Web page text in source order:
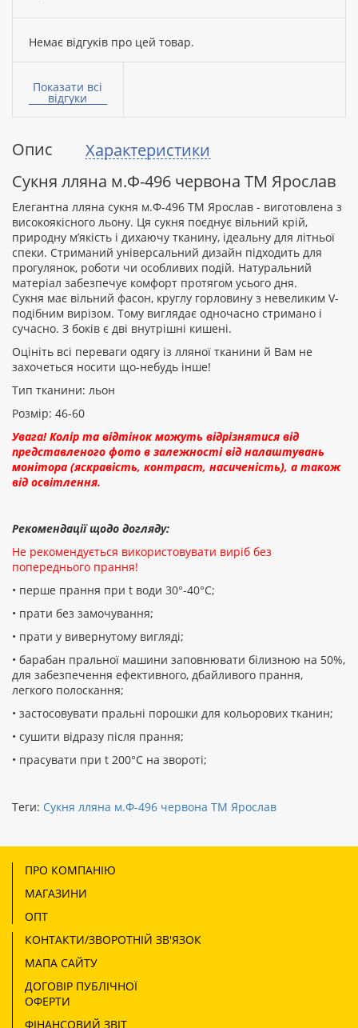
Опис
Характеристики
Сукня лляна м.Ф-496 червона ТМ Ярослав
Елегантна лляна сукня м.Ф-496 ТМ Ярослав - виготовлена з
високоякісного льону. Ця сукня поєднує вільний крій,
природну м’якість і дихаючу тканину, ідеальну для літньої
спеки. Стриманий універсальний дизайн підходить для
прогулянок, роботи чи особливих подій. Натуральний
матеріал забезпечує комфорт протягом усього дня.
Сукня має вільний фасон, круглу горловину з невеликим V-
подібним вирізом. Тому виглядає одночасно стримано і
сучасно. З боків є дві внутрішні кишені.
Оцініть всі переваги одягу із лляної тканини й Вам не
захочеться носити що-небудь інше!
Тип тканини: льон
Розмір: 46-60
Увага! Колір та відтінок можуть відрізнятися від
представленого фото в залежності від налаштувань
монітора (яскравість, контраст, насиченість), а також
від освітлення.
Рекомендації щодо догляду:
Не рекомендується використовувати виріб без
попереднього прання!
• перше прання при t води 30°-40°C;
• прати без замочування;
• прати у вивернутому вигляді;
• барабан пральної машини заповнювати білизною на 50%,
для забезпечення ефективного, дбайливого прання,
легкого полоскання;
• застосовувати пральні порошки для кольорових тканин;
• сушити відразу після прання;
• прасувати при t 200°С на звороті;
Немає відгуків про цей товар.
Ваше
Ваш
Рейтинг:
ПРОДОВЖИТИ
Показати всі
відгуки
Теги: Сукня лляна м.Ф-496 червона ТМ Ярослав
ПРО КОМПАНІЮ
МАГАЗИНИ
ОПТ
КОНТАКТИ/ЗВОРОТНІЙ ЗВ'ЯЗОК
МАПА САЙТУ
ДОГОВІР ПУБЛІЧНОЇ
ОФЕРТИ
ФІНАНСОВИЙ ЗВІТ